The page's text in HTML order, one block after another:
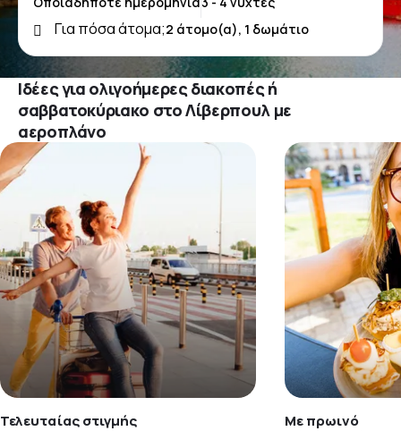
Για πόσα άτομα;
Ιδέες για ολιγοήμερες διακοπές ή
σαββατοκύριακο στο Λίβερπουλ με
αεροπλάνο
Τελευταίας στιγμής Με πρωινό